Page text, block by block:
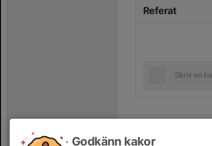
Referat
Godkänn kakor